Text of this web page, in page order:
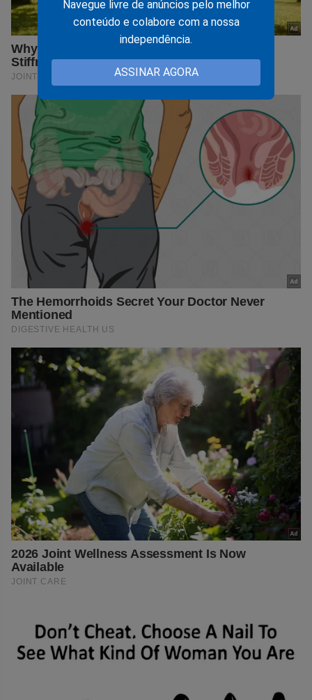
Navegue livre de anúncios pelo melhor
conteúdo e colabore com a nossa
independência.
ASSINAR AGORA